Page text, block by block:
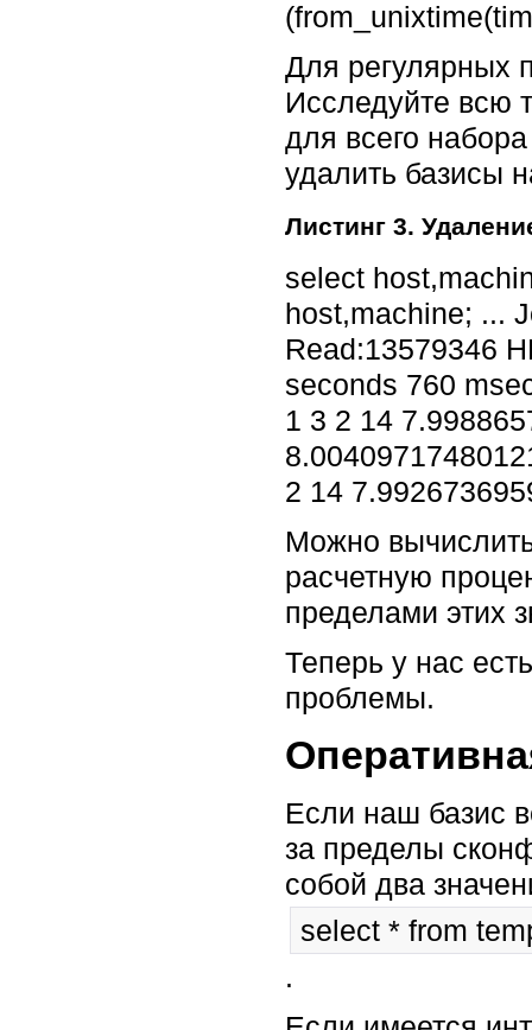
Для регулярных
Исследуйте всю
для всего
удалить базисы
Листинг 3.
select
host,machine; ...
Read:13579346
seconds 760
1 3 2 14
2 14
Можно
расчетную
пределами этих
Теперь у нас
проблемы.
Если наш базис
за пределы
собой два
select * from
.